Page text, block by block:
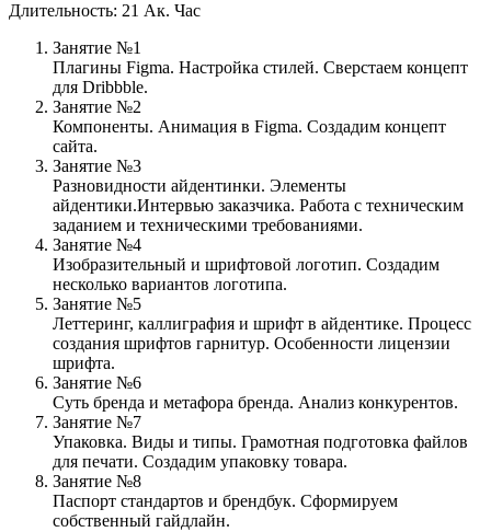
Длительность: 21 Ак. Час
Занятие №1
Плагины Figma. Настройка стилей. Сверстаем концепт
для Dribbble.
Занятие №2
Компоненты. Анимация в Figma. Создадим концепт
сайта.
Занятие №3
Разновидности айдентинки. Элементы
айдентики.Интервью заказчика. Работа с техническим
заданием и техническими требованиями.
Занятие №4
Изобразительный и шрифтовой логотип. Создадим
несколько вариантов логотипа.
Занятие №5
Леттеринг, каллиграфия и шрифт в айдентике. Процесс
создания шрифтов гарнитур. Особенности лицензии
шрифта.
Занятие №6
Суть бренда и метафора бренда. Анализ конкурентов.
Занятие №7
Упаковка. Виды и типы. Грамотная подготовка файлов
для печати. Создадим упаковку товара.
Занятие №8
Паспорт стандартов и брендбук. Сформируем
собственный гайдлайн.